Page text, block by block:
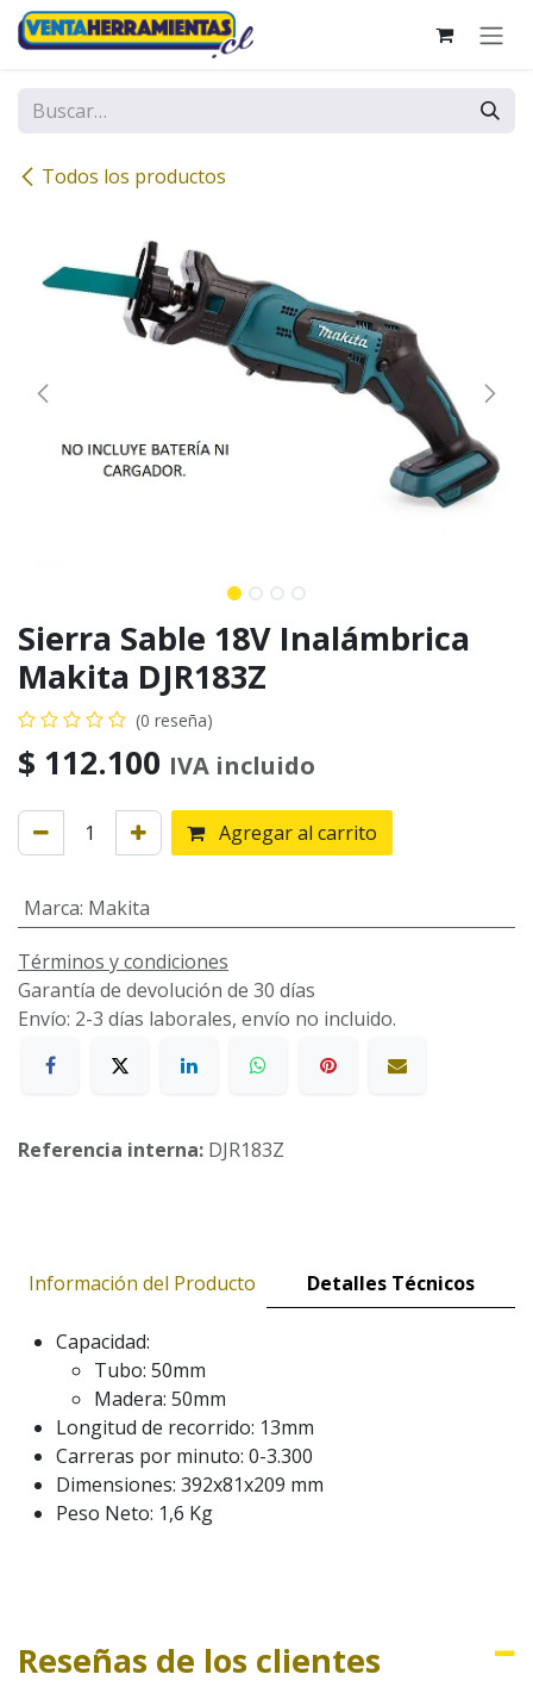
Ir al contenido
Todos los productos
Sierra Sable 18V Inalámbrica
Makita DJR183Z
(0 reseña)
$ 112.100 IVA incluido
Agregar al carrito
Marca: Makita
Términos y condiciones
Garantía de devolución de 30 días
Envío: 2-3 días laborales, envío no incluido.
Referencia interna: DJR183Z
Información del Producto Detalles Técnicos
Capacidad:
Tubo: 50mm
Madera: 50mm
Longitud de recorrido: 13mm
Carreras por minuto: 0-3.300
Dimensiones: 392x81x209 mm
Peso Neto: 1,6 Kg
Reseñas de los clientes